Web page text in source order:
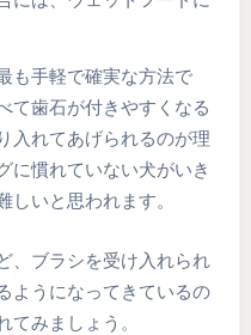
も手軽で確実な方法で
て歯石が付きやすくなる
入れてあげられるのが理
に慣れていない犬がいき
いと思われます。
、ブラシを受け入れられ
ようになってきているの
みましょう。